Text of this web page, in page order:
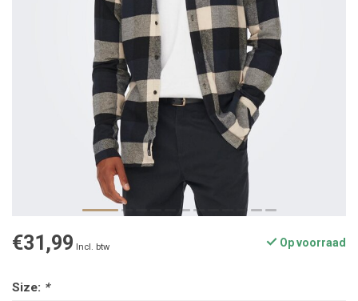
€31,99 Incl. btw Op voorraad
Size: *